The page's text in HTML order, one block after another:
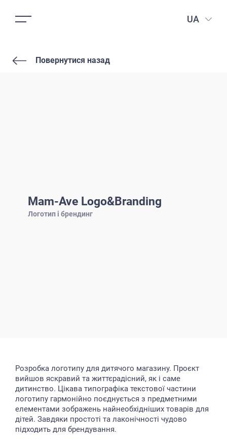
UA
Повернутися назад
Mam-Ave Logo&Branding
Логотип і брендинг
Розробка логотипу для дитячого магазину. Проєкт
вийшов яскравий та життєрадісний, як і саме
дитинство. Цікава типографіка текстової частини
логотипу гармонійно поєднується з предметними
елементами зображень найнеобхідніших товарів для
дітей. Завдяки простоті та лаконічності чудово
підходить для брендування.